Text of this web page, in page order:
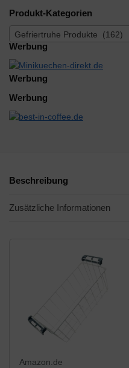
Produkt-Kategorien
Gefriertruhe Produkte (162)
Werbung
Werbung
Werbung
Beschreibung
Zusätzliche Informationen
Amazon.de